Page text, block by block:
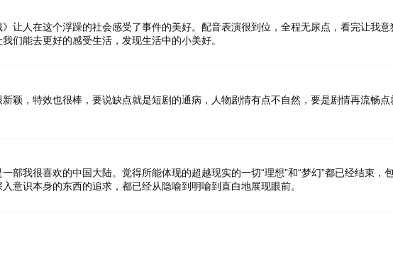
让人在这个浮躁的社会感受了事件的美好。配音表演很到位，全程无尿点，看完让我意
们能去更好的感受生活，发现生活中的小美好。
颖，特效也很棒，要说缺点就是短剧的通病，人物剧情有点不自然，要是剧情再流畅点
部我很喜欢的中国大陆。觉得所能体现的超越现实的一切“理想”和“梦幻”都已经结束，
意识本身的东西的追求，都已经从隐喻到明喻到直白地展现眼前。